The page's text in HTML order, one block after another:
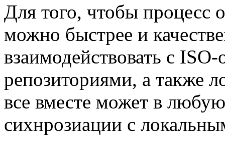
Для того, чтобы процесс
можно быстрее и
взаимодействовать с
репозиториями, а также
все вместе может в
сихнрозиации с